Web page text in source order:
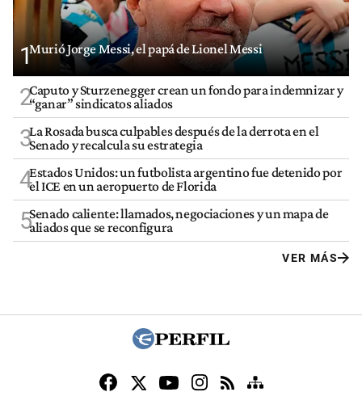
1Murió Jorge Messi, el papá de Lionel Messi
2Caputo y Sturzenegger crean un fondo para indemnizar y
“ganar” sindicatos aliados
3La Rosada busca culpables después de la derrota en el
Senado y recalcula su estrategia
4Estados Unidos: un futbolista argentino fue detenido por
el ICE en un aeropuerto de Florida
5Senado caliente: llamados, negociaciones y un mapa de
aliados que se reconfigura
VER MÁS